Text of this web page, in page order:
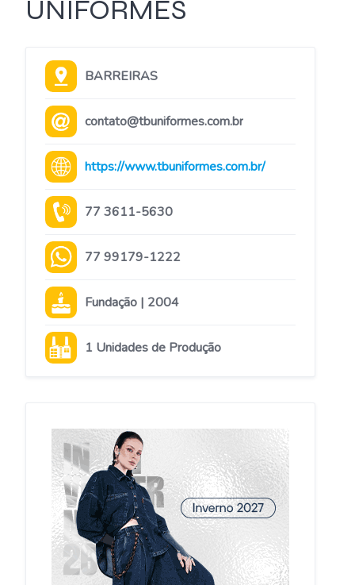
UNIFORMES
BARREIRAS
contato@tbuniformes.com.br
https://www.tbuniformes.com.br/
77 3611-5630
77 99179-1222
Fundação | 2004
1 Unidades de Produção